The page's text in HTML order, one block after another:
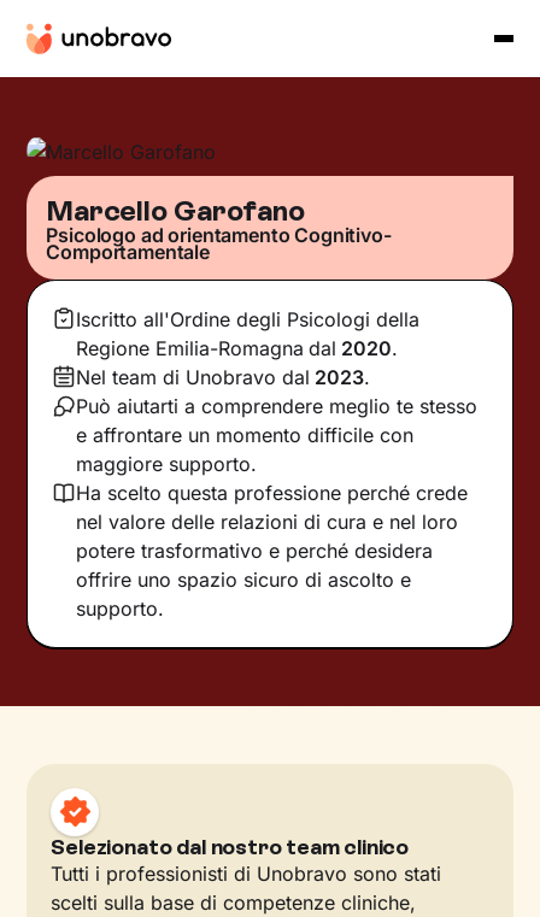
Marcello Garofano
Psicologo ad orientamento Cognitivo-
Comportamentale
Iscritto all'Ordine degli Psicologi della
Regione Emilia-Romagna dal 2020.
Nel team di Unobravo dal 2023.
Può aiutarti a comprendere meglio te stesso
e affrontare un momento difficile con
maggiore supporto.
Ha scelto questa professione perché crede
nel valore delle relazioni di cura e nel loro
potere trasformativo e perché desidera
offrire uno spazio sicuro di ascolto e
supporto.
Selezionato dal nostro team clinico
Tutti i professionisti di Unobravo sono stati
scelti sulla base di competenze cliniche,